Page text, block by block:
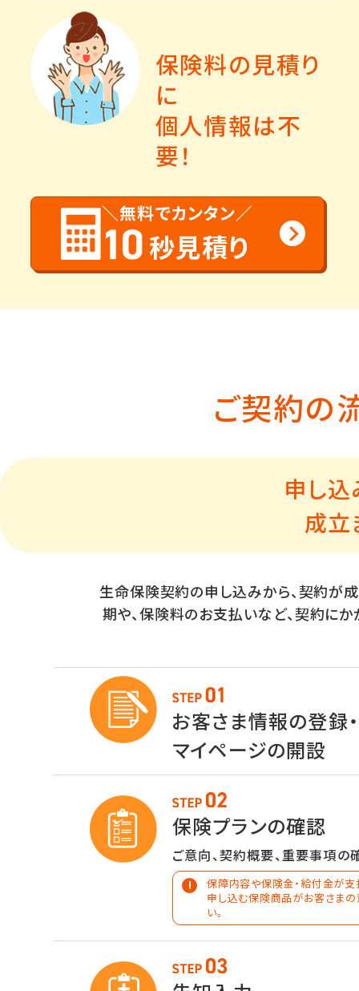
保険料の見積り
に
個人情報は不
要！
＼無料でカンタン／
秒見積り
ご契約の
申し
成立
生命保険契約の申し込みから、契約が
期や、保険料のお支払いなど、契約に
お客さま情報の登録・
マイページの開設
保険プランの確認
ご意向、契約概要、重要事項の
保障内容や保険金・給付金が支
申し込む保険商品がお客さまの
い。